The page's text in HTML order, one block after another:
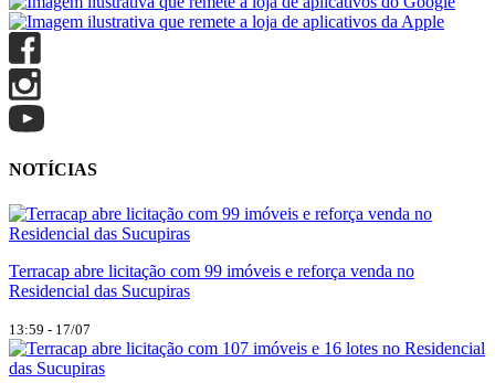
NOTÍCIAS
Terracap abre licitação com 99 imóveis e reforça venda no
Residencial das Sucupiras
13:59 - 17/07